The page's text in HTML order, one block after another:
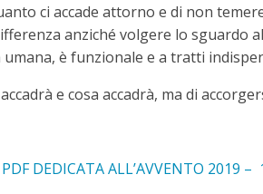
ci accade attorno e di non
anziché volgere lo sguardo
è funzionale e a tratti
e cosa accadrà, ma di
DEDICATA ALL’AVVENTO 2019